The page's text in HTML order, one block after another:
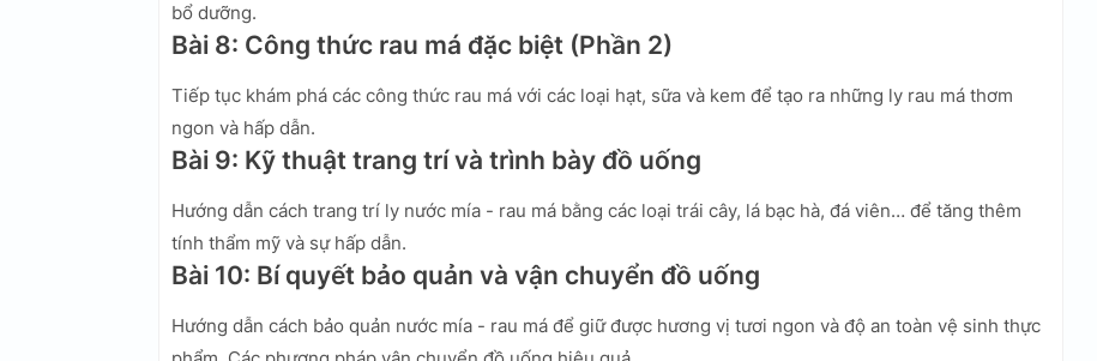
bổ dưỡng.
Bài 8: Công thức rau má đặc biệt (Phần 2)
Tiếp tục khám phá các công thức rau má với các loại hạt, sữa và kem để tạo ra những ly rau má thơm
ngon và hấp dẫn.
Bài 9: Kỹ thuật trang trí và trình bày đồ uống
Hướng dẫn cách trang trí ly nước mía - rau má bằng các loại trái cây, lá bạc hà, đá viên… để tăng thêm
tính thẩm mỹ và sự hấp dẫn.
Bài 10: Bí quyết bảo quản và vận chuyển đồ uống
Hướng dẫn cách bảo quản nước mía - rau má để giữ được hương vị tươi ngon và độ an toàn vệ sinh thực